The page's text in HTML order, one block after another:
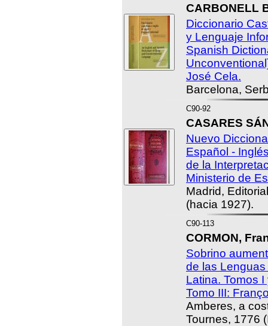
CARBONELL
Diccionario
y Lenguaje
Spanish
José Cela.
Barcelona,
C90-92
CASARES
Nuevo
Español -
de la
Ministerio de
Madrid,
(hacia 1927).
C90-113
CORMON,
Sobrino
de las
Latina. Tomos
Tomo III:
Amberes, a
Tournes, 1776